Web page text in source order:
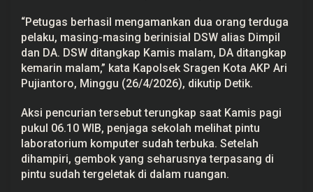
O
r
n
g
i
a
n
g
k
a
p
“Petugas berhasil mengamankan dua orang terduga
pelaku, masing-masing berinisial DSW alias Dimpil
dan DA. DSW ditangkap Kamis malam, DA ditangkap
kemarin malam,” kata Kapolsek Sragen Kota AKP Ari
Pujiantoro, Minggu (26/4/2026), dikutip Detik.
Aksi pencurian tersebut terungkap saat Kamis pagi
pukul 06.10 WIB, penjaga sekolah melihat pintu
laboratorium komputer sudah terbuka. Setelah
dihampiri, gembok yang seharusnya terpasang di
pintu sudah tergeletak di dalam ruangan.